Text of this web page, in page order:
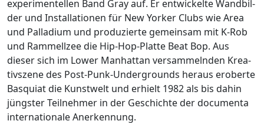
expe­ri­men­tel­len Band Gray auf. Er entwi­ckelte Wand­bil­
der und Instal­la­tio­nen für New Yorker Clubs wie Area
und Palla­dium und produ­zierte gemein­sam mit K-Rob
und Rammell­zee die Hip-Hop-Platte Beat Bop. Aus
dieser sich im Lower Manhat­tan versam­meln­den Krea­
tiv­szene des Post-Punk-Under­grounds heraus eroberte
Basquiat die Kunst­welt und erhielt 1982 als bis dahin
jüngs­ter Teil­neh­mer in der Geschichte der docu­menta
inter­na­tio­nale Aner­ken­nung.